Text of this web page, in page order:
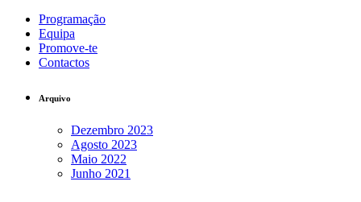
Programação
Equipa
Promove-te
Contactos
Arquivo
Dezembro 2023
Agosto 2023
Maio 2022
Junho 2021